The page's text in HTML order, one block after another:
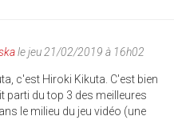
le jeu 21/02/2019 à 16h02
c'est Hiroki Kikuta. C'est bien
parti du top 3 des meilleures
le milieu du jeu vidéo (une